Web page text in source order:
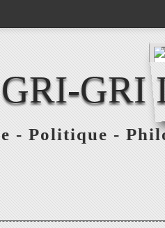
GRI
- Politique -